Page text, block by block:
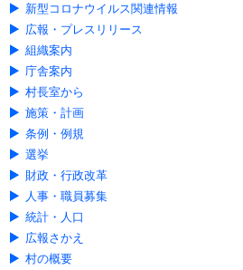
新型コロナウイルス関連情報
広報・プレスリリース
組織案内
庁舎案内
村長室から
施策・計画
条例・例規
選挙
財政・行政改革
人事・職員募集
統計・人口
広報さかえ
村の概要